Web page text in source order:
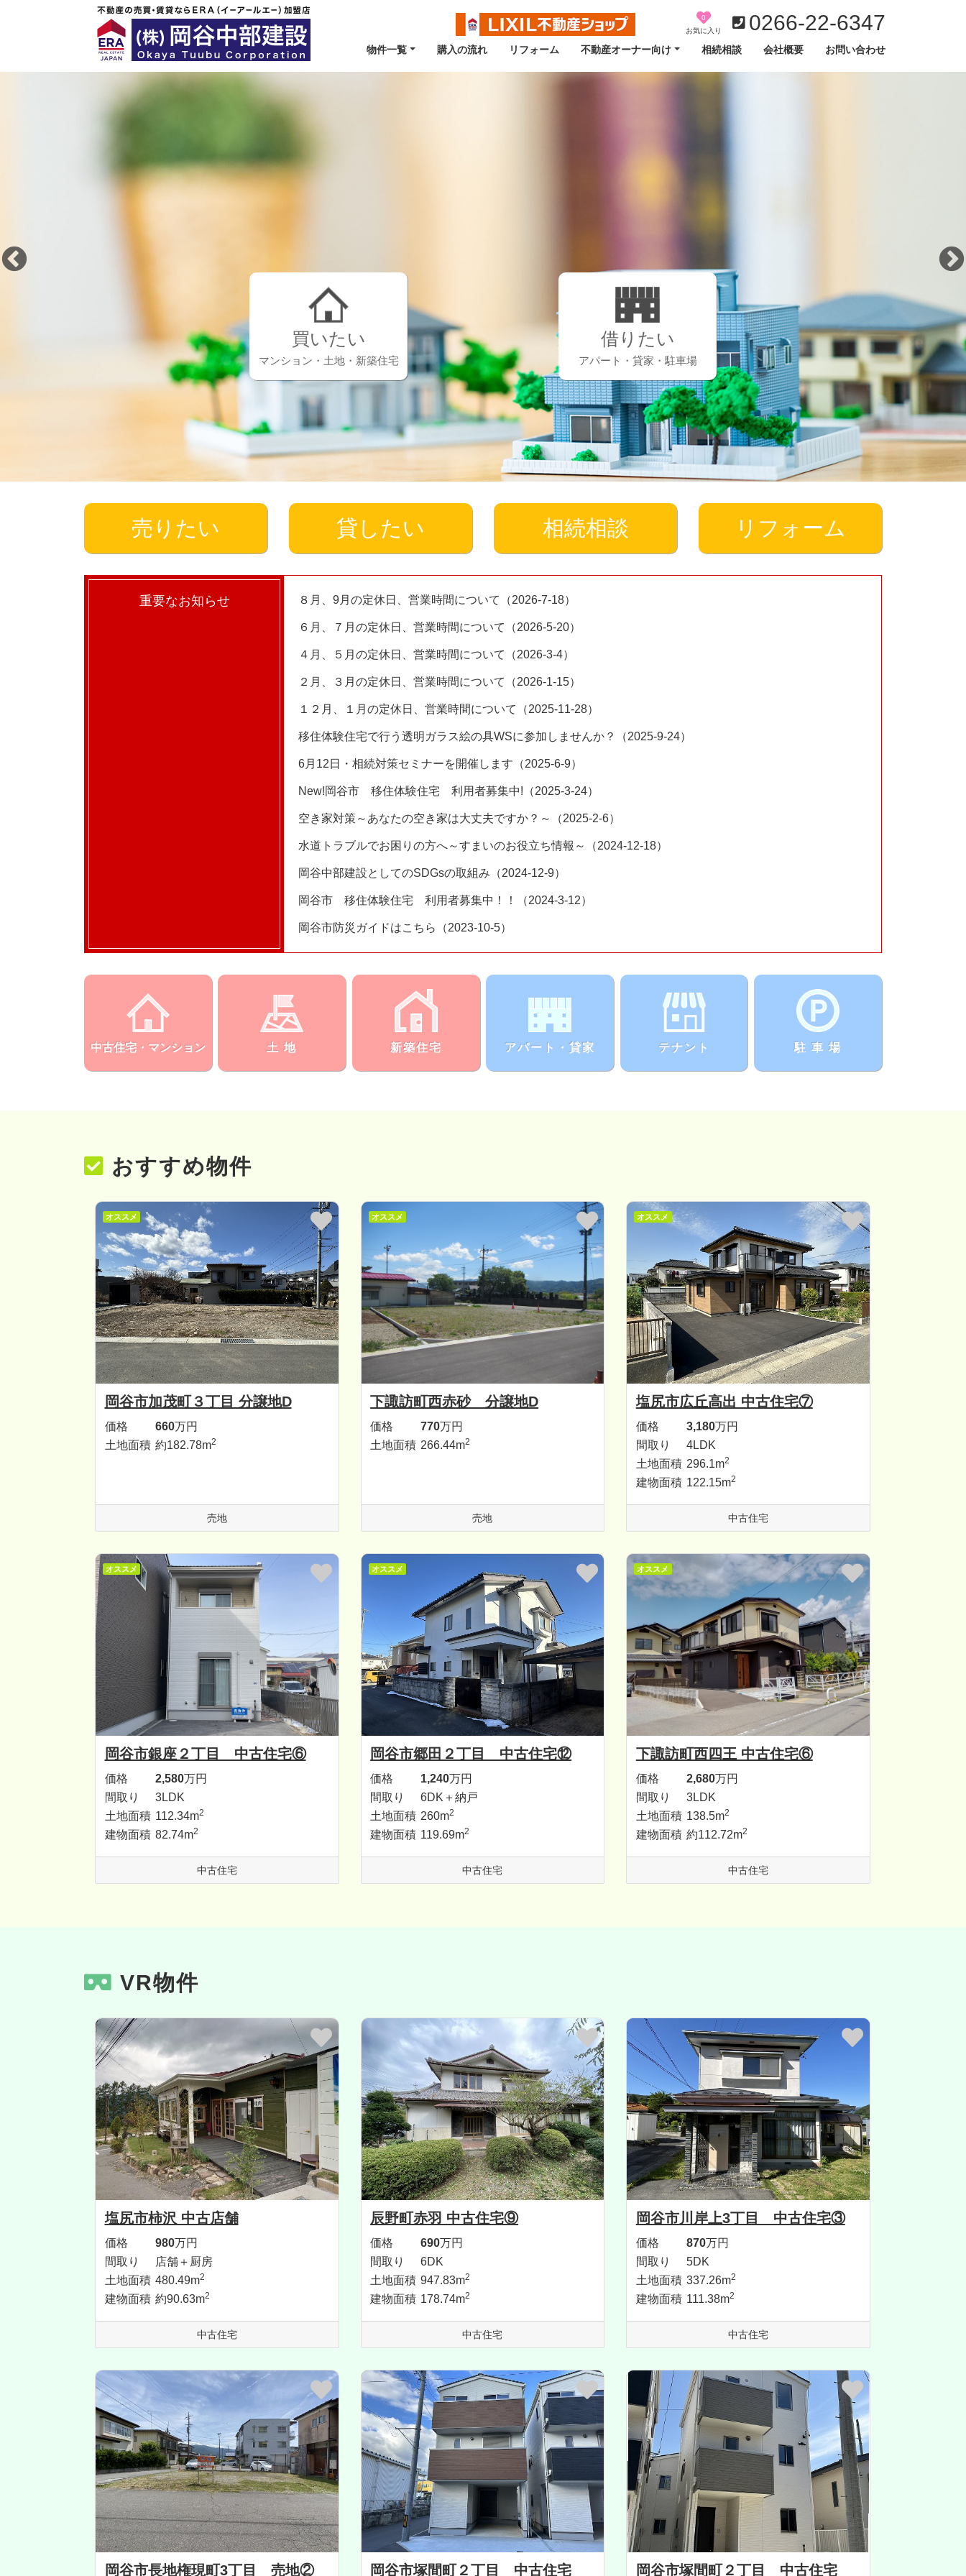
0
お気に入り
0266-22-6347
物件一覧 購入の流れ リフォーム 不動産オーナー向け 相続相談 会社概要 お問い合わせ
買いたい
マンション・⼟地・新築住宅
借りたい
アパート・貸家・駐車場
売りたい 貸したい 相続相談 リフォーム
重要なお知らせ ８月、9月の定休日、営業時間について（2026-7-18）
６月、７月の定休日、営業時間について（2026-5-20）
４月、５月の定休日、営業時間について（2026-3-4）
２月、３月の定休日、営業時間について（2026-1-15）
１２月、１月の定休日、営業時間について（2025-11-28）
移住体験住宅で行う透明ガラス絵の具WSに参加しませんか？（2025-9-24）
6月12日・相続対策セミナーを開催します（2025-6-9）
New!岡谷市 移住体験住宅 利用者募集中!（2025-3-24）
空き家対策～あなたの空き家は大丈夫ですか？～（2025-2-6）
水道トラブルでお困りの方へ～すまいのお役立ち情報～（2024-12-18）
岡谷中部建設としてのSDGsの取組み（2024-12-9）
岡谷市 移住体験住宅 利用者募集中！！（2024-3-12）
岡谷市防災ガイドはこちら（2023-10-5）
中古住宅・マンション 土 地 新築住宅 アパー ト・貸家 テナント 駐 車 場
おすすめ物件
オススメ
岡谷市加茂町３丁目 分譲地D
価格 660万円
土地面積 約182.78m2
売地
オススメ
下諏訪町西赤砂 分譲地D
価格 770万円
土地面積 266.44m2
売地
オススメ
塩尻市広丘高出 中古住宅⑦
価格 3,180万円
間取り
4LDK
土地面積 296.1m2
建物面積 122.15m2
中古住宅
オススメ
岡谷市銀座２丁目 中古住宅⑥
価格 2,580万円
間取り
3LDK
土地面積 112.34m2
建物面積 82.74m2
中古住宅
オススメ
岡谷市郷田２丁目 中古住宅⑫
価格 1,240万円
間取り
6DK＋納戸
土地面積 260m2
建物面積 119.69m2
中古住宅
オススメ
下諏訪町西四王 中古住宅⑥
価格 2,680万円
間取り
3LDK
土地面積 138.5m2
建物面積 約112.72m2
中古住宅
VR物件
塩尻市柿沢 中古店舗
価格 980万円
間取り
店舗＋厨房
土地面積 480.49m2
建物面積 約90.63m2
中古住宅
辰野町赤羽 中古住宅⑨
価格 690万円
間取り
6DK
土地面積 947.83m2
建物面積 178.74m2
中古住宅
岡谷市川岸上3丁目 中古住宅③
価格 870万円
間取り
5DK
土地面積 337.26m2
建物面積 111.38m2
中古住宅
岡谷市長地権現町3丁目 売地② 岡谷市塚間町２丁目 中古住宅 岡谷市塚間町２丁目 中古住宅